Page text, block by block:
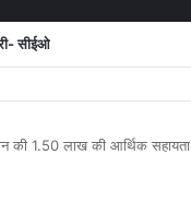
सीईओ
की 1.50 लाख की आर्थिक सहायता